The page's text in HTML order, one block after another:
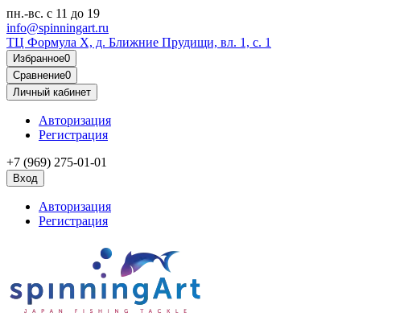
пн.-вс. с 11 до 19
info@spinningart.ru
ТЦ Формула X, д. Ближние Прудищи, вл. 1, с. 1
Избранное0
Сравнение0
Личный кабинет
Авторизация
Регистрация
+7 (969) 275-01-01
Вход
Авторизация
Регистрация